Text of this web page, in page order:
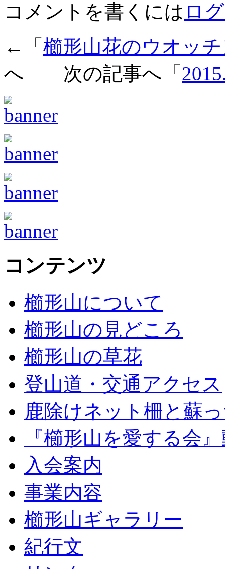
コメントを書くには ロ
←「 櫛形山花のウオッ
へ 次の記事へ「
コンテンツ
櫛形山について
櫛形山の見どころ
櫛形山の草花
登山道・交通アクセス
鹿除けネット柵と蘇
『櫛形山を愛する会
入会案内
事業内容
櫛形山ギャラリー
紀行文